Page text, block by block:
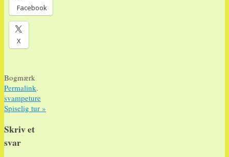
Facebook
X
Bogmærk
Permalink.
svampeture
Spiselig tur »
Skriv et
svar